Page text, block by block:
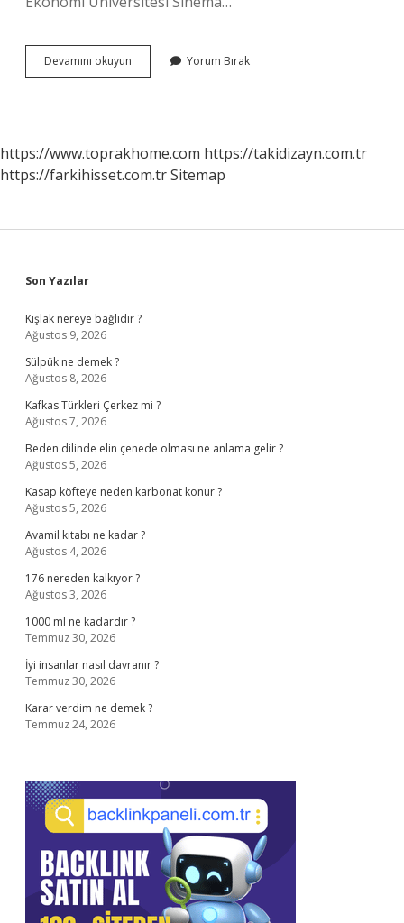
Devamını okuyun
Duru
Yorum Bırak
https://www.toprakhome.com https://takidizayn.com.tr
https://farkihisset.com.trSitemap
Sidebar
Son Yazılar
Kışlak nereye bağlıdır ?
Ağustos 9, 2026
Sülpük ne demek ?
Ağustos 8, 2026
Kafkas Türkleri Çerkez mi ?
Ağustos 7, 2026
Beden dilinde elin çenede olması ne anlama gelir ?
Ağustos 5, 2026
Kasap köfteye neden karbonat konur ?
Ağustos 5, 2026
Avamil kitabı ne kadar ?
Ağustos 4, 2026
176 nereden kalkıyor ?
Ağustos 3, 2026
1000 ml ne kadardır ?
Temmuz 30, 2026
İyi insanlar nasıl davranır ?
Temmuz 30, 2026
Karar verdim ne demek ?
Temmuz 24, 2026